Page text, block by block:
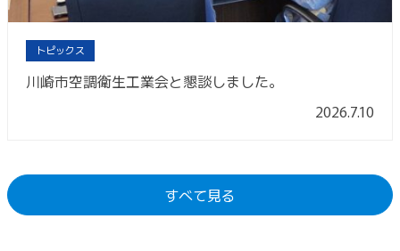
トピックス
川崎市空調衛生工業会と懇談しました。
2026.7.10
すべて見る